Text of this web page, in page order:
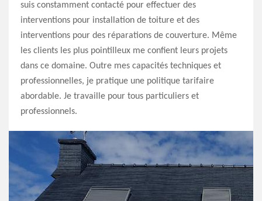
suis constamment contacté pour effectuer des
interventions pour installation de toiture et des
interventions pour des réparations de couverture. Même
les clients les plus pointilleux me confient leurs projets
dans ce domaine. Outre mes capacités techniques et
professionnelles, je pratique une politique tarifaire
abordable. Je travaille pour tous particuliers et
professionnels.